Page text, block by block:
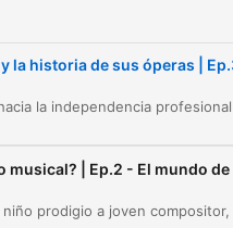
en Instagram,
o TikTok como
de una corte por la
la historia de sus óperas |
musical? | Ep.2 - El mundo de